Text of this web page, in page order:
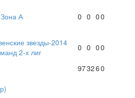
А 0 0 00
звезды-2014
2-х лиг
0 0 00
973260